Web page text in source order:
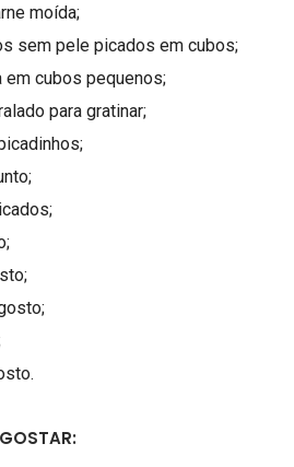
moída;
sem pele picados em cubos;
cubos pequenos;
para gratinar;